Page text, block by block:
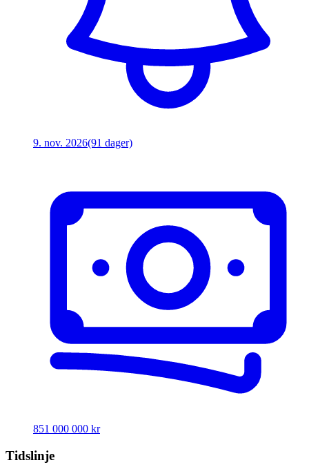
9. nov. 2026(91 dager)
851 000 000 kr
Tidslinje